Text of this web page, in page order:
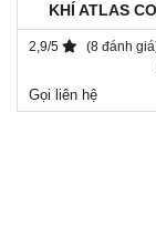
KHÍ ATLAS
2,9/5
(8 đánh
Gọi liên hệ